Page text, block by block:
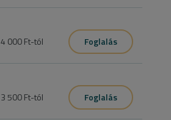
4 000 Ft-tól Foglalás
3 500 Ft-tól Foglalás